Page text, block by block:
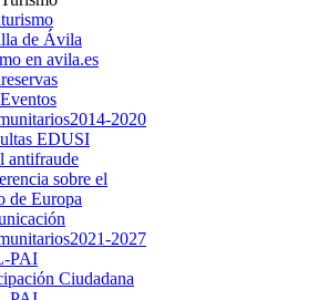
de Ávila
en avila.es
2014-2020
EDUSI
antifraude
sobre el
de Europa
2021-2027
PAI
Ciudadana